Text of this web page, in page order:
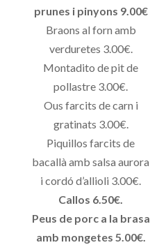
prunes i pinyons 9.00€
Braons al forn amb
verduretes 3.00€.
Montadito de pit de
pollastre 3.00€.
Ous farcits de carn i
gratinats 3.00€.
Piquillos farcits de
bacallà amb salsa aurora
i cordó d’allioli 3.00€.
Callos 6.50€.
Peus de porc a la brasa
amb mongetes 5.00€.